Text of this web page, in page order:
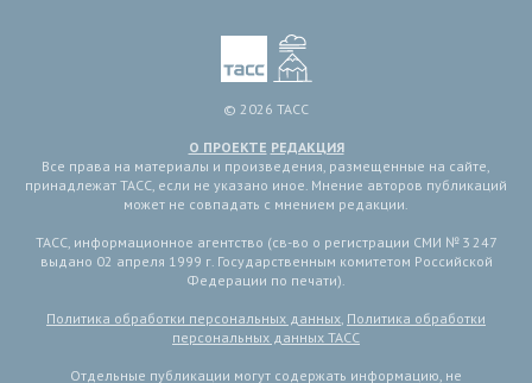
© 2026 ТАСС
О ПРОЕКТЕ РЕДАКЦИЯ
Все права на материалы и произведения, размещенные на сайте,
принадлежат ТАСС, если не указано иное. Мнение авторов публикаций
может не совпадать с мнением редакции.
ТАСС, информационное агентство (св-во о регистрации СМИ № 3 247
выдано 02 апреля 1999 г. Государственным комитетом Российской
Федерации по печати).
Политика обработки персональных данных, Политика обработки
персональных данных ТАСС
Отдельные публикации могут содержать информацию, не